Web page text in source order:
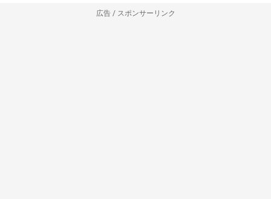
広告 / スポンサーリンク